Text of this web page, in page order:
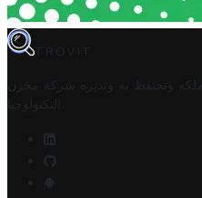
TROVIT
وتحتفظ به وتديره
شركة مخزن
التكنولوجيا